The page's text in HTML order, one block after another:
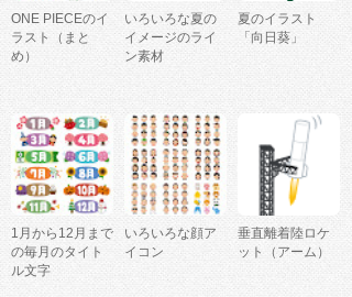
ONE PIECEのイ
ラスト（まと
め）
いろいろな夏の
イメージのライ
ン素材
夏のイラスト
「向日葵」
1月から12月まで
の毎月のタイト
ル文字
いろいろな顔ア
イコン
垂直離着陸ロケ
ット（アーム）